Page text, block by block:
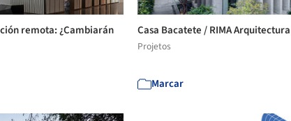
remota: ¿Cambiarán
Casa Bacatete / RIMA Arquitectura
Projetos
Marcar